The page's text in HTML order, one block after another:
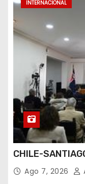
INTERNACIONAL
CHILE-
Ago 7, 2026